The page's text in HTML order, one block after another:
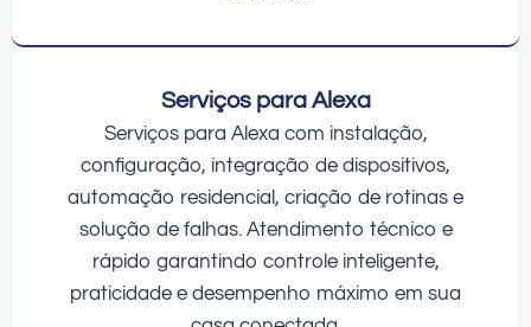
Serviços para Alexa
Serviços para Alexa com instalação,
configuração, integração de dispositivos,
automação residencial, criação de rotinas e
solução de falhas. Atendimento técnico e
rápido garantindo controle inteligente,
praticidade e desempenho máximo em sua